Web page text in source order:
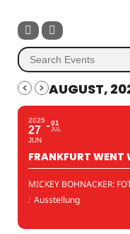
AUGUST,
2025
27
JUN
01
JUL
FRANKFURT WENT
MICKEY BOHNACKER:
: Ausstellung